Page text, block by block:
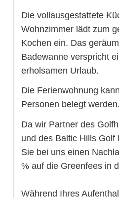
Die vollausgestattete
Wohnzimmer lädt zum
Kochen ein. Das
Badewanne verspricht
erholsamen Urlaub.
Die Ferienwohnung
Personen belegt werden.
Da wir Partner des
und des Baltic Hills Golf
Sie bei uns einen
% auf die Greenfees in
Während Ihres